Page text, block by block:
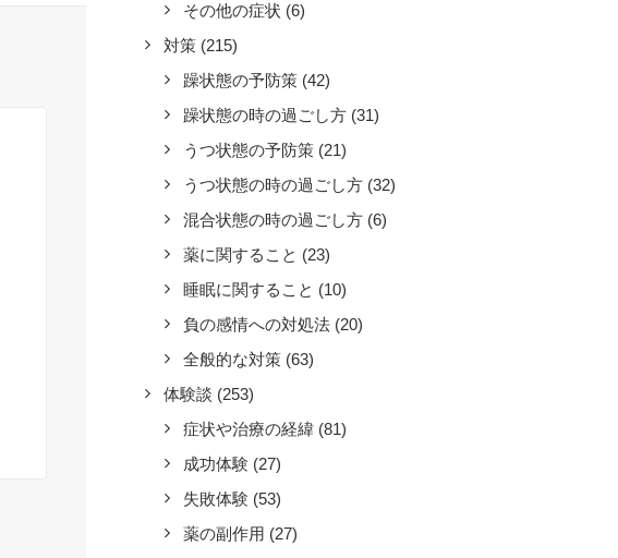
確定申告の際は障害者控除を忘れず
その他の体験談, スキルやノウハウ, 体験談
障害者手帳を申請するメリットを調べて
いた時に、「税金が減る」というのを見
したのをきっかけに、
Read more
by 立花晃
その他の症状 (6)
対策 (215)
躁状態の予防策 (42)
躁状態の時の過ごし方 (31)
うつ状態の予防策 (21)
うつ状態の時の過ごし方 (32)
混合状態の時の過ごし方 (6)
薬に関すること (23)
睡眠に関すること (10)
負の感情への対処法 (20)
全般的な対策 (63)
体験談 (253)
症状や治療の経緯 (81)
成功体験 (27)
失敗体験 (53)
薬の副作用 (27)